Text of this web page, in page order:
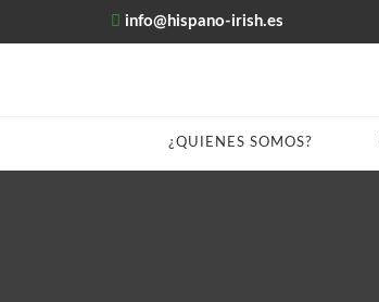
info@hispano-irish.es
¿QUIENES SOMOS?